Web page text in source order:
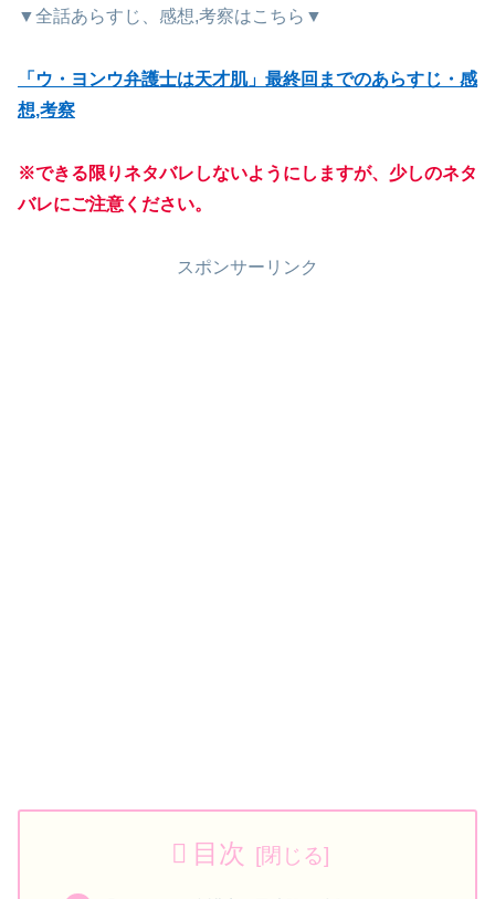
▼全話あらすじ、感想,考察はこちら▼
「ウ・ヨンウ弁護士は天才肌」最終回までのあらすじ・感
想,考察
※できる限りネタバレしないようにしますが、少しのネタ
バレにご注意ください。
スポンサーリンク
目次